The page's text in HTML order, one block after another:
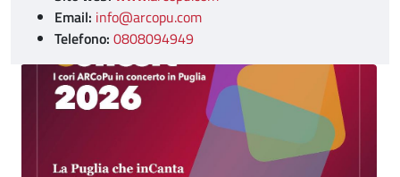
Email: info@arcopu.com
Telefono: 0808094949